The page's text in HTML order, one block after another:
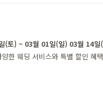
(토) ~ 03월 01일(일) 03월 14
한 웨딩 서비스와 특별 할인 혜